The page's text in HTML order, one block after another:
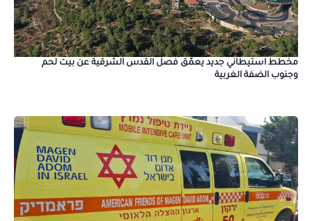
مخطط استيطاني جديد يعمّق فصل القدس الشرقية عن بيت لحم
وجنوب الضفة الغربية